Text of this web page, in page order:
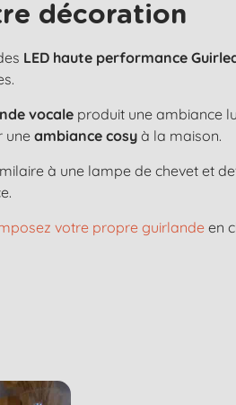
décoration
LED haute performance
vocale produit une ambiance
uneambiance cosy à la maison.
à une lampe de chevet et
votre propre guirlande en